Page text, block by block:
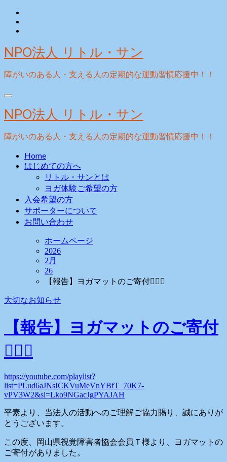
Skip
content
NPO法人 リトル・サン
障がいのある人・支える人の定期的な運動習慣応援中！！
NPO法人 リトル・サン
障がいのある人・支える人の定期的な運動習慣応援中！！
Home
はじめての方へ
リトル・サンとは
ヨガ体験ご希望の方
入会希望の方
サポーターについて
お問い合わせ
ホームページ
2026
2月
26
【報告】ヨガマットのご寄付🧘🏻‍♀️
大切なお知らせ
【報告】ヨガマットのご寄付
🧘🏻‍♀️
https://youtube.com/playlist?
list=PLud6aJNsICKVuMeVnYBfT_70K7-
vPV3W2&si=Lko9NGacJgPYAJAH
平素より、当法人の活動へのご理解ご協力賜り、誠にありが
とうございます。
この度、岡山県視覚障害者協会会員Ｔ様より、ヨガマットの
ご寄付がありました。